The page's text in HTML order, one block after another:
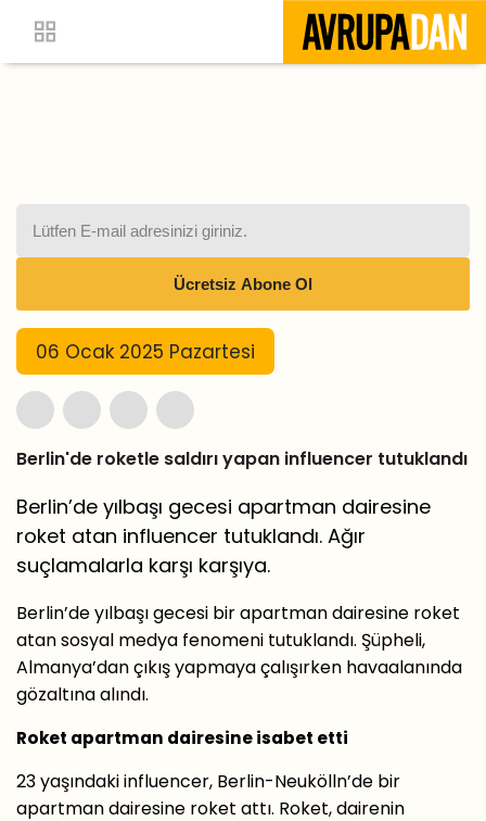
06 Ocak 2025 Pazartesi
Berlin'de roketle saldırı yapan influencer tutuklandı
Berlin’de yılbaşı gecesi apartman dairesine
roket atan influencer tutuklandı. Ağır
suçlamalarla karşı karşıya.
Berlin’de yılbaşı gecesi bir apartman dairesine roket
atan sosyal medya fenomeni tutuklandı. Şüpheli,
Almanya’dan çıkış yapmaya çalışırken havaalanında
gözaltına alındı.
Roket apartman dairesine isabet etti
23 yaşındaki influencer, Berlin-Neukölln’de bir
apartman dairesine roket attı. Roket, dairenin